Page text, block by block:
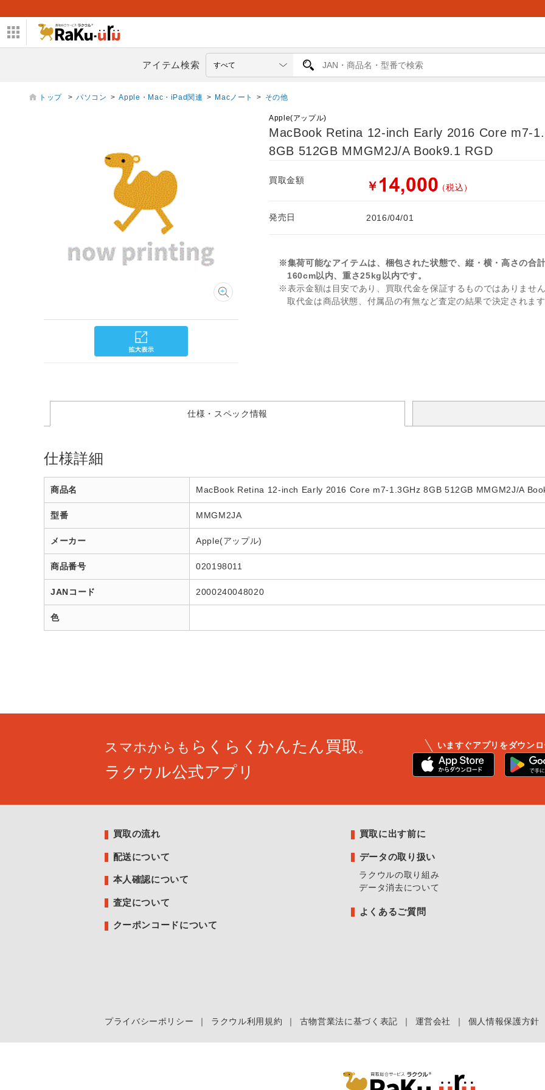
アイテム検索
トップ > パソコン > Apple・Mac・iPad関連 > Macノート > その他
Apple(アップル)
MacBook Retina 12-inch Early 2016 Core m7-
8GB 512GB MMGM2J/A Book9.1 RGD
買取金額 ￥ （税込）
発売日 2016/04/01
※集荷可能なアイテムは、梱包された状態で、縦・横・高さの合
160cm以内、重さ25kg以内です。
※表示金額は目安であり、買取代金を保証するものではありませ
取代金は商品状態、付属品の有無など査定の結果で決定されま
仕様・スペック情報
仕様詳細
商品名 MacBook Retina 12-inch Early 2016 Core m7-1.3GHz 8GB 512GB MMGM2J/A
型番 MMGM2JA
メーカー Apple(アップル)
商品番号 020198011
JANコード 2000240048020
色
スマホからも らくらくかんたん買取。
ラクウル公式アプリ
いますぐアプリをダウン
買取の流れ
配送について
本人確認について
査定について
クーポンコードについて
買取に出す前に
データの取り扱い
ラクウルの取り組み
データ消去について
よくあるご質問
プライバシーポリシー ｜ ラクウル利用規約 ｜ 古物営業法に基づく表記 ｜ 運営会社 ｜ 個人情報保護方針